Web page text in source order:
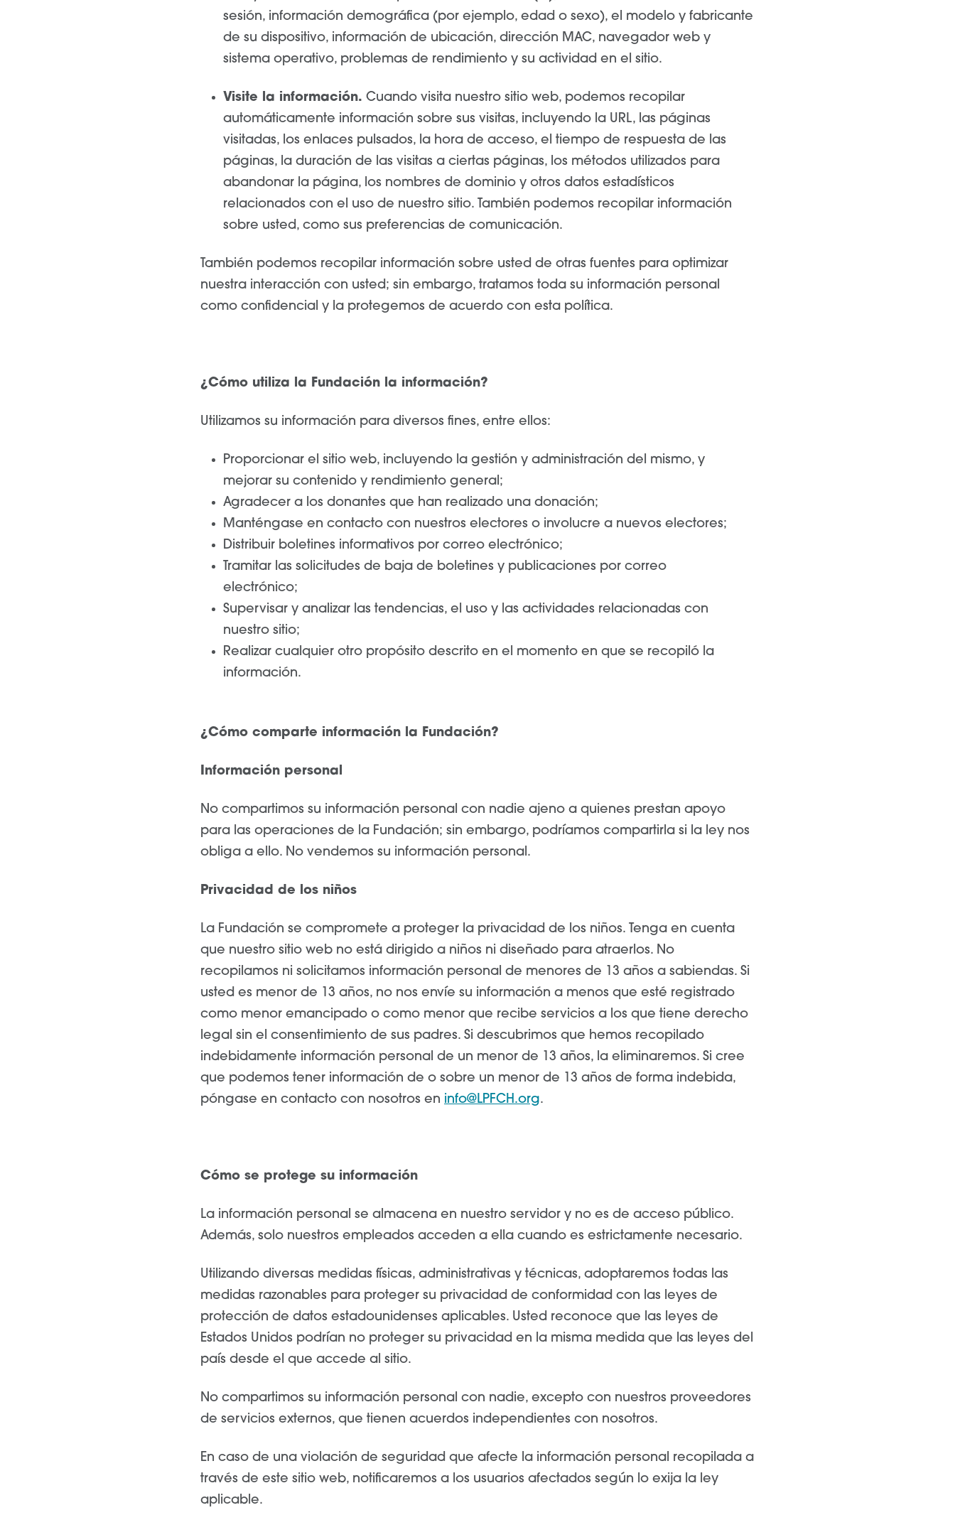
sesión, información demográfica (por ejemplo, edad o sexo), el modelo y fabricante
de su dispositivo, información de ubicación, dirección MAC, navegador web y
sistema operativo, problemas de rendimiento y su actividad en el sitio.
Visite la información. Cuando visita nuestro sitio web, podemos recopilar
automáticamente información sobre sus visitas, incluyendo la URL, las páginas
visitadas, los enlaces pulsados, la hora de acceso, el tiempo de respuesta de las
páginas, la duración de las visitas a ciertas páginas, los métodos utilizados para
abandonar la página, los nombres de dominio y otros datos estadísticos
relacionados con el uso de nuestro sitio. También podemos recopilar información
sobre usted, como sus preferencias de comunicación.
También podemos recopilar información sobre usted de otras fuentes para optimizar
nuestra interacción con usted; sin embargo, tratamos toda su información personal
como confidencial y la protegemos de acuerdo con esta política.
¿Cómo utiliza la Fundación la información?
Utilizamos su información para diversos fines, entre ellos:
Proporcionar el sitio web, incluyendo la gestión y administración del mismo, y
mejorar su contenido y rendimiento general;
Agradecer a los donantes que han realizado una donación;
Manténgase en contacto con nuestros electores o involucre a nuevos electores;
Distribuir boletines informativos por correo electrónico;
Tramitar las solicitudes de baja de boletines y publicaciones por correo
electrónico;
Supervisar y analizar las tendencias, el uso y las actividades relacionadas con
nuestro sitio;
Realizar cualquier otro propósito descrito en el momento en que se recopiló la
información.
¿Cómo comparte información la Fundación?
Información personal
No compartimos su información personal con nadie ajeno a quienes prestan apoyo
para las operaciones de la Fundación; sin embargo, podríamos compartirla si la ley nos
obliga a ello. No vendemos su información personal.
Privacidad de los niños
La Fundación se compromete a proteger la privacidad de los niños. Tenga en cuenta
que nuestro sitio web no está dirigido a niños ni diseñado para atraerlos. No
recopilamos ni solicitamos información personal de menores de 13 años a sabiendas. Si
usted es menor de 13 años, no nos envíe su información a menos que esté registrado
como menor emancipado o como menor que recibe servicios a los que tiene derecho
legal sin el consentimiento de sus padres. Si descubrimos que hemos recopilado
indebidamente información personal de un menor de 13 años, la eliminaremos. Si cree
que podemos tener información de o sobre un menor de 13 años de forma indebida,
póngase en contacto con nosotros en info@LPFCH.org.
Cómo se protege su información
La información personal se almacena en nuestro servidor y no es de acceso público.
Además, solo nuestros empleados acceden a ella cuando es estrictamente necesario.
Utilizando diversas medidas físicas, administrativas y técnicas, adoptaremos todas las
medidas razonables para proteger su privacidad de conformidad con las leyes de
protección de datos estadounidenses aplicables. Usted reconoce que las leyes de
Estados Unidos podrían no proteger su privacidad en la misma medida que las leyes del
país desde el que accede al sitio.
No compartimos su información personal con nadie, excepto con nuestros proveedores
de servicios externos, que tienen acuerdos independientes con nosotros.
En caso de una violación de seguridad que afecte la información personal recopilada a
través de este sitio web, notificaremos a los usuarios afectados según lo exija la ley
aplicable.